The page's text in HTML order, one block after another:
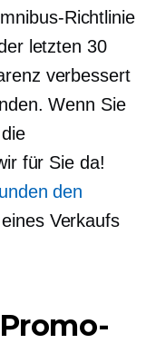
Richtlinie
letzten 30
verbessert
Wenn Sie
für Sie da!
den
Verkaufs